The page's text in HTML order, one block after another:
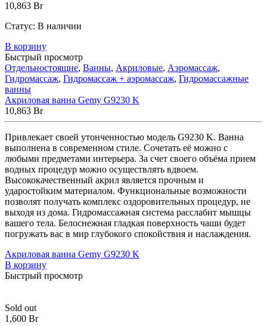
10,863 Br
Статус: В наличии
В корзину
Быстрый просмотр
Отдельностоящие, Ванны, Акриловые, Аэромассаж,
Гидромассаж, Гидромассаж + аэромассаж, Гидромассажные
ванны
Акриловая ванна Gemy G9230 K
10,863 Br
Привлекает своей утонченностью модель G9230 K. Ванна
выполнена в современном стиле. Сочетать её можно с
любыми предметами интерьера. За счет своего объёма прием
водных процедур можно осуществлять вдвоем.
Высококачественный акрил является прочным и
ударостойким материалом. Функциональные возможности
позволят получать комплекс оздоровительных процедур, не
выходя из дома. Гидромассажная система расслабит мышцы
вашего тела. Белоснежная гладкая поверхность чаши будет
погружать вас в мир глубокого спокойствия и наслаждения.
Акриловая ванна Gemy G9230 K
В корзину
Быстрый просмотр
Sold out
1,600 Br